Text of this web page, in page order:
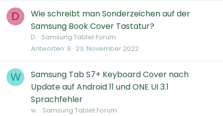
D
Wie schreibt man Sonderzeichen auf der
Samsung Book Cover Tastatur?
D. Samsung Tablet Forum
Antworten 6 23. November 2022
W
Samsung Tab S7+ Keyboard Cover nach
Update auf Android 11 und ONE UI 3.1
Sprachfehler
w. Samsung Tablet Forum